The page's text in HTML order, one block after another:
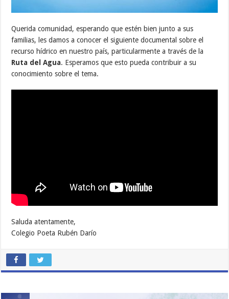
Querida comunidad, esperando que estén bien junto a sus
familias, les damos a conocer el siguiente documental sobre el
recurso hídrico en nuestro país, particularmente a través de la
Ruta del Agua. Esperamos que esto pueda contribuir a su
conocimiento sobre el tema.
Saluda atentamente,
Colegio Poeta Rubén Darío